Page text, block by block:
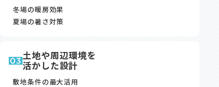
冬場の暖房効果
夏場の暑さ対策
03 土地や周辺環境を
活かした設計
敷地条件の最大活用